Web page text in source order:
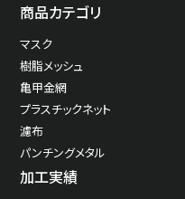
商品カテゴリ
マスク
樹脂メッシュ
亀甲金網
プラスチックネット
濾布
パンチングメタル
加工実績